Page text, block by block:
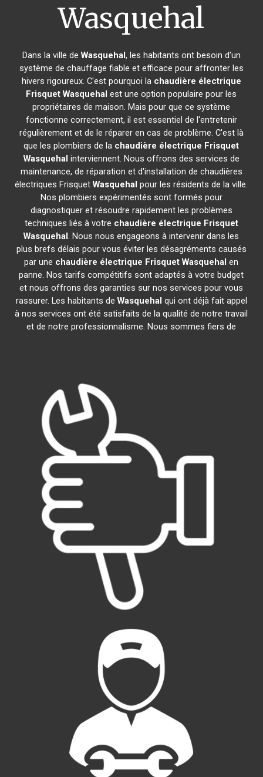
Wasquehal
Dans la ville de Wasquehal, les habitants ont besoin d'un
système de chauffage fiable et efficace pour affronter les
hivers rigoureux. C'est pourquoi la chaudière électrique
Frisquet Wasquehal est une option populaire pour les
propriétaires de maison. Mais pour que ce système
fonctionne correctement, il est essentiel de l'entretenir
régulièrement et de le réparer en cas de problème. C'est là
que les plombiers de la chaudière électrique Frisquet
Wasquehal interviennent. Nous offrons des services de
maintenance, de réparation et d'installation de chaudières
électriques FrisquetWasquehal pour les résidents de la ville.
Nos plombiers expérimentés sont formés pour
diagnostiquer et résoudre rapidement les problèmes
techniques liés à votre chaudière électrique Frisquet
Wasquehal. Nous nous engageons à intervenir dans les
plus brefs délais pour vous éviter les désagréments causés
par une chaudière électrique Frisquet Wasquehal en
panne. Nos tarifs compétitifs sont adaptés à votre budget
et nous offrons des garanties sur nos services pour vous
rassurer. Les habitants de Wasquehal qui ont déjà fait appel
à nos services ont été satisfaits de la qualité de notre travail
et de notre professionnalisme. Nous sommes fiers de